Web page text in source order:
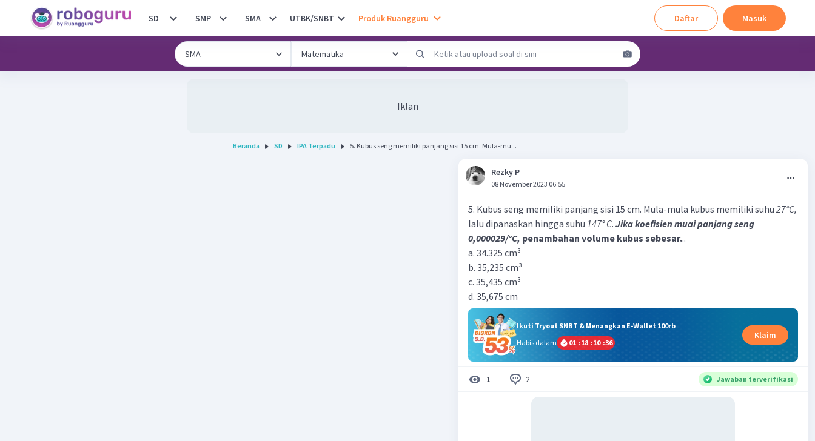
SD SMP SMA UTBK/SNBT Produk Ruangguru Daftar Masuk
Iklan
Beranda SD IPA Terpadu 5. Kubus seng memiliki panjang sisi 15 cm. Mula-mu...
Rezky P
08 November 2023 06:55
5. Kubus seng memiliki panjang sisi 15 cm. Mula-mula kubus memiliki suhu 27°C,
lalu dipanaskan hingga suhu 147° C. Jika koefisien muai panjang seng
0,000029/°C, penambahan volume kubus sebesar...
a. 34.325 cm³
b. 35,235 cm³
c. 35,435 cm³
d. 35,675 cm
Ikuti Tryout SNBT & Menangkan E-Wallet 100rb
Habis dalam
01 :18 :10 :36
Klaim
1 2 Jawaban terverifikasi